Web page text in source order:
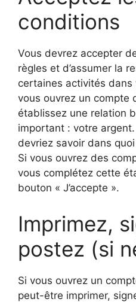
conditions
Vous devrez accepter
règles et d’assumer la
certaines activités dans
vous ouvrez un compte
établissez une relation
important : votre
devriez savoir dans
Si vous ouvrez des
vous complétez cette
bouton « J’accepte ».
Imprimez,
postez (si
Si vous ouvrez un
peut-être imprimer,